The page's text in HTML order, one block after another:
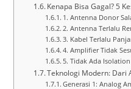
Kenapa Bisa Gagal? 5
1. Antenna Donor
2. Antenna Terlalu
3. Kabel Terlalu
4. Amplifier Tidak
5. Tidak Ada
Teknologi Modern: Dari
Generasi 1: Analog